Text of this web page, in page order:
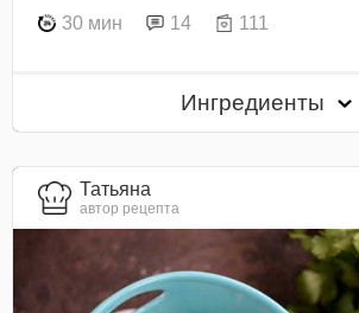
30 мин 14 111
Ингредиенты
Татьяна
автор рецепта